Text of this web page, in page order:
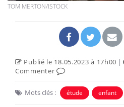
TOM MERTON/ISTOCK
Publié le 18.05.2023 à 17h00 |
Commenter
Mots clés : étude enfant